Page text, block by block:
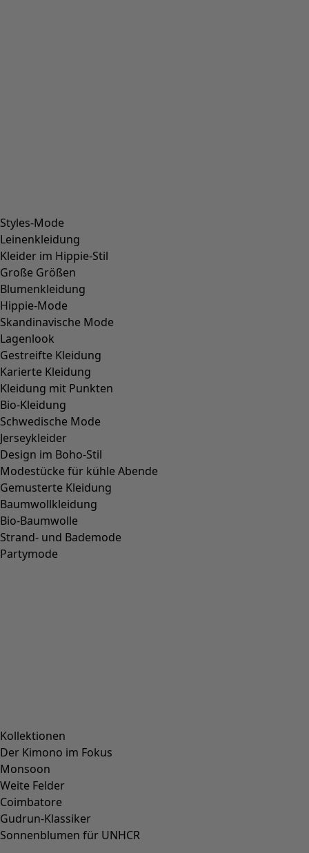
Styles-Mode
Leinenkleidung
Kleider im Hippie-Stil
Große Größen
Blumenkleidung
Hippie-Mode
Skandinavische Mode
Lagenlook
Gestreifte Kleidung
Karierte Kleidung
Kleidung mit Punkten
Bio-Kleidung
Schwedische Mode
Jerseykleider
Design im Boho-Stil
Modestücke für kühle Abende
Gemusterte Kleidung
Baumwollkleidung
Bio-Baumwolle
Strand- und Bademode
Partymode
Kollektionen
Der Kimono im Fokus
Monsoon
Weite Felder
Coimbatore
Gudrun-Klassiker
Sonnenblumen für UNHCR